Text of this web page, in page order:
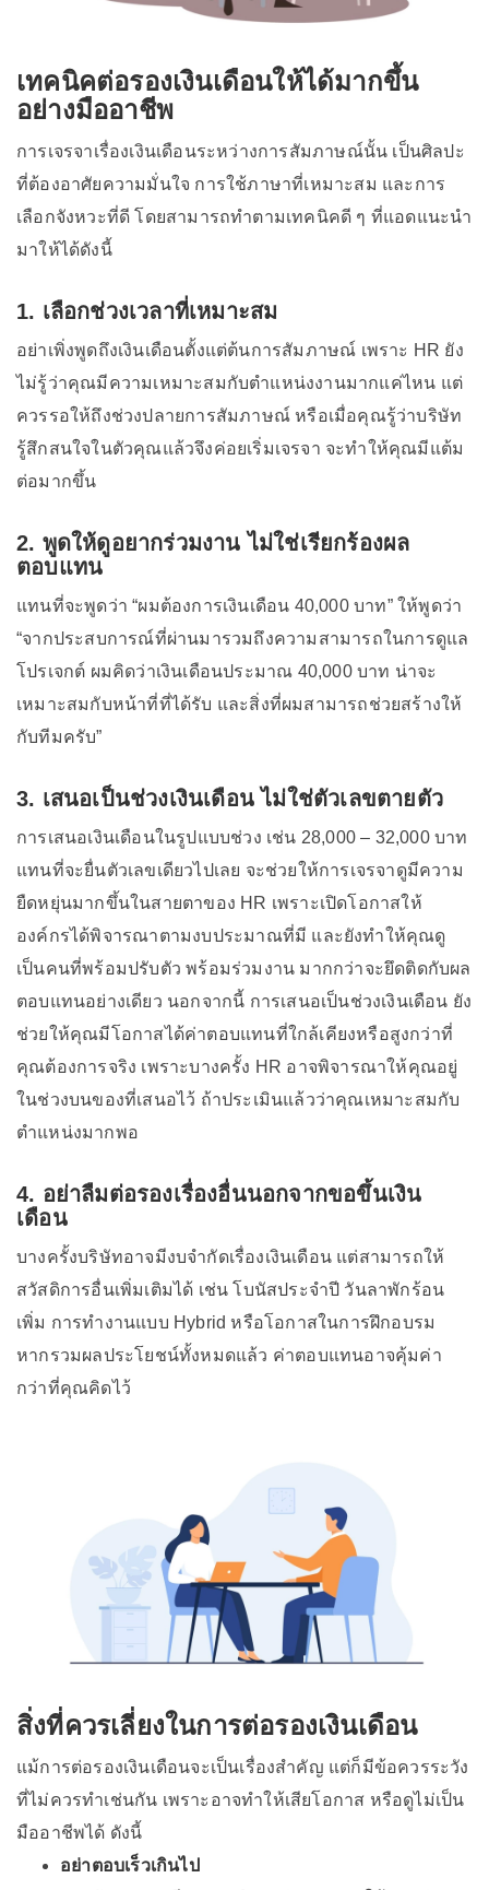
เทคนิคต่อรองเงินเดือนให้ได้มากขึ้น
อย่างมืออาชีพ
การเจรจาเรื่องเงินเดือนระหว่างการสัมภาษณ์นั้น เป็นศิลปะ
ที่ต้องอาศัยความมั่นใจ การใช้ภาษาที่เหมาะสม และการ
เลือกจังหวะที่ดี โดยสามารถทำตามเทคนิคดี ๆ ที่แอดแนะนำ
มาให้ได้ดังนี้
1. เลือกช่วงเวลาที่เหมาะสม
อย่าเพิ่งพูดถึงเงินเดือนตั้งแต่ต้นการสัมภาษณ์ เพราะ HR ยัง
ไม่รู้ว่าคุณมีความเหมาะสมกับตำแหน่งงานมากแค่ไหน แต่
ควรรอให้ถึงช่วงปลายการสัมภาษณ์ หรือเมื่อคุณรู้ว่าบริษัท
รู้สึกสนใจในตัวคุณแล้วจึงค่อยเริ่มเจรจา จะทำให้คุณมีแต้ม
ต่อมากขึ้น
2. พูดให้ดูอยากร่วมงาน ไม่ใช่เรียกร้องผล
ตอบแทน
แทนที่จะพูดว่า “ผมต้องการเงินเดือน 40,000 บาท” ให้พูดว่า
“จากประสบการณ์ที่ผ่านมารวมถึงความสามารถในการดูแล
โปรเจกต์ ผมคิดว่าเงินเดือนประมาณ 40,000 บาท น่าจะ
เหมาะสมกับหน้าที่ที่ได้รับ และสิ่งที่ผมสามารถช่วยสร้างให้
กับทีมครับ”
3. เสนอเป็นช่วงเงินเดือน ไม่ใช่ตัวเลขตายตัว
การเสนอเงินเดือนในรูปแบบช่วง เช่น 28,000 – 32,000 บาท
แทนที่จะยื่นตัวเลขเดียวไปเลย จะช่วยให้การเจรจาดูมีความ
ยืดหยุ่นมากขึ้นในสายตาของ HR เพราะเปิดโอกาสให้
องค์กรได้พิจารณาตามงบประมาณที่มี และยังทำให้คุณดู
เป็นคนที่พร้อมปรับตัว พร้อมร่วมงาน มากกว่าจะยึดติดกับผล
ตอบแทนอย่างเดียว นอกจากนี้ การเสนอเป็นช่วงเงินเดือน ยัง
ช่วยให้คุณมีโอกาสได้ค่าตอบแทนที่ใกล้เคียงหรือสูงกว่าที่
คุณต้องการจริง เพราะบางครั้ง HR อาจพิจารณาให้คุณอยู่
ในช่วงบนของที่เสนอไว้ ถ้าประเมินแล้วว่าคุณเหมาะสมกับ
ตำแหน่งมากพอ
4. อย่าลืมต่อรองเรื่องอื่นนอกจากขอขึ้นเงิน
เดือน
บางครั้งบริษัทอาจมีงบจำกัดเรื่องเงินเดือน แต่สามารถให้
สวัสดิการอื่นเพิ่มเติมได้ เช่น โบนัสประจำปี วันลาพักร้อน
เพิ่ม การทำงานแบบ Hybrid หรือโอกาสในการฝึกอบรม
หากรวมผลประโยชน์ทั้งหมดแล้ว ค่าตอบแทนอาจคุ้มค่า
กว่าที่คุณคิดไว้
สิ่งที่ควรเลี่ยงในการต่อรองเงินเดือน
แม้การต่อรองเงินเดือนจะเป็นเรื่องสำคัญ แต่ก็มีข้อควรระวัง
ที่ไม่ควรทำเช่นกัน เพราะอาจทำให้เสียโอกาส หรือดูไม่เป็น
มืออาชีพได้ ดังนี้
อย่าตอบเร็วเกินไป